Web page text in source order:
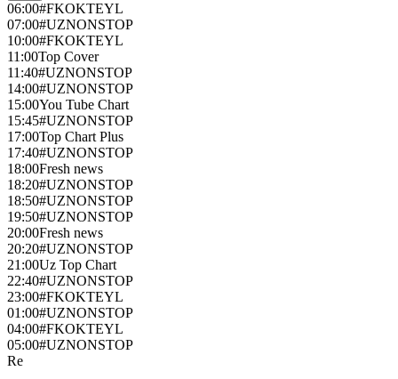
06:00#FKOKTEYL
07:00#UZNONSTOP
10:00#FKOKTEYL
11:00Top Cover
11:40#UZNONSTOP
14:00#UZNONSTOP
15:00You Tube Chart
15:45#UZNONSTOP
17:00Top Chart Plus
17:40#UZNONSTOP
18:00Fresh news
18:20#UZNONSTOP
18:50#UZNONSTOP
19:50#UZNONSTOP
20:00Fresh news
20:20#UZNONSTOP
21:00Uz Top Chart
22:40#UZNONSTOP
23:00#FKOKTEYL
01:00#UZNONSTOP
04:00#FKOKTEYL
05:00#UZNONSTOP
Re